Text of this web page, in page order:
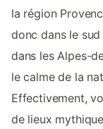
la région
donc dans le
dans les Alpes-
le calme de la
Effectivement,
de lieux